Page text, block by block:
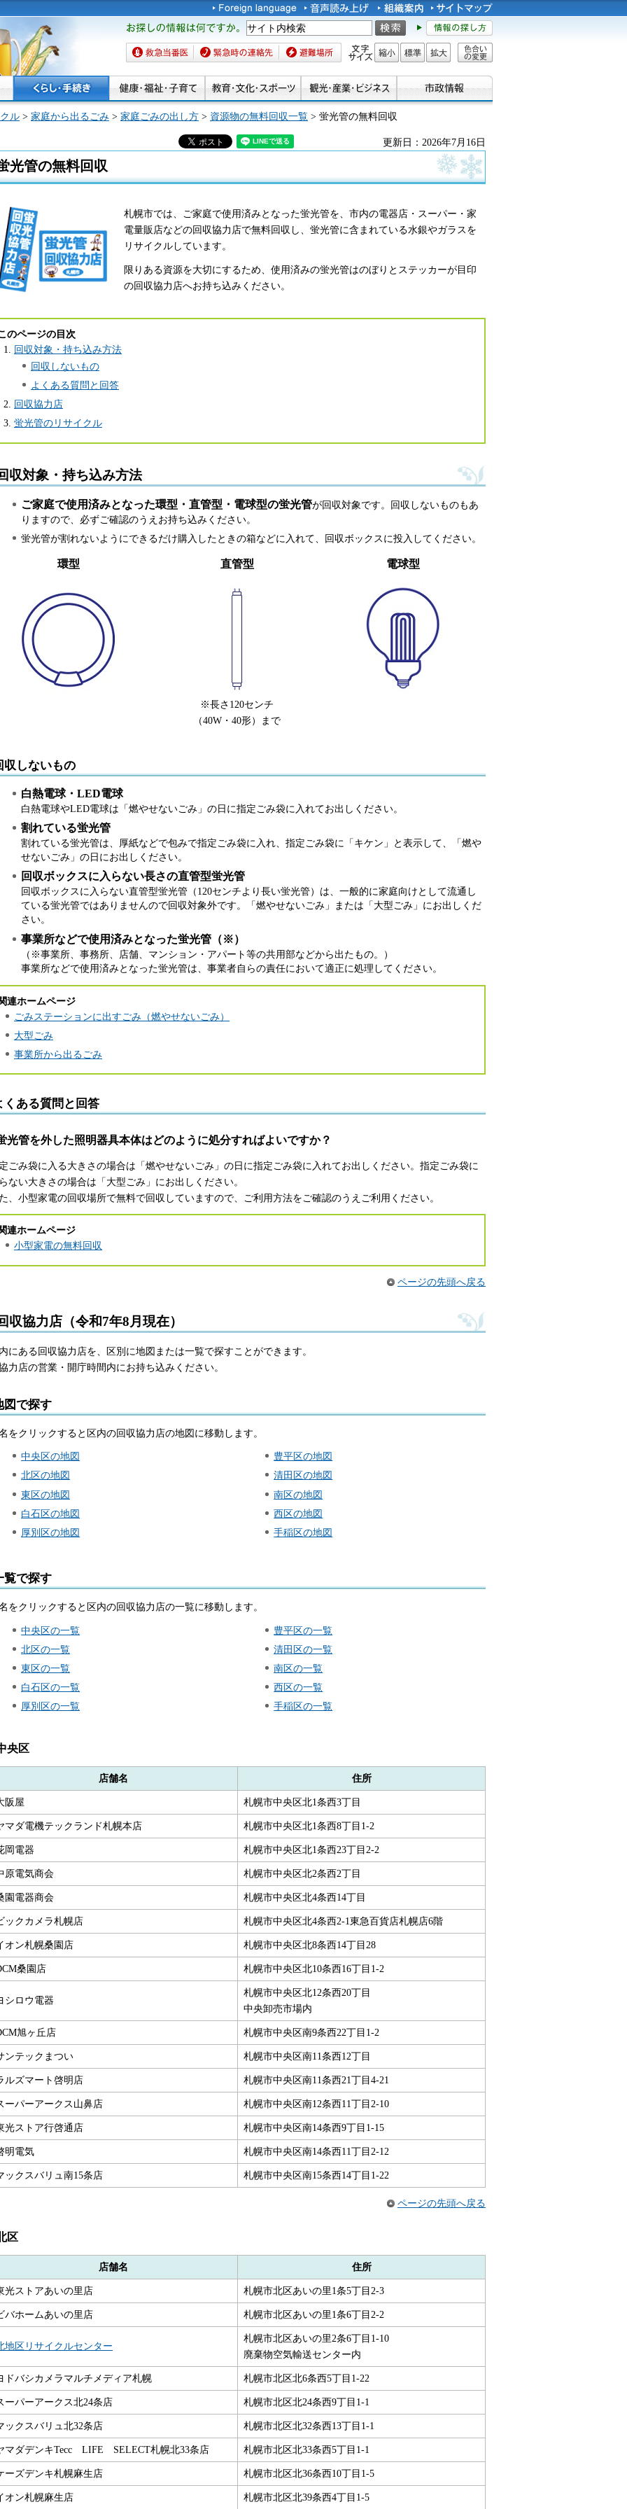
お探しの情報は何です
か。
救急当番医 緊急時の連絡先 避難場所 文字サイズ
縮小 標準 拡大
色合い
ル > 家庭から出るごみ > 家庭ごみの出し方 > 資源物の無料回収一覧 > 蛍光管の無料回収
更新日：2026年7月16日
光管の無料回収
札幌市では、ご家庭で使用済みとなった蛍光管を、市内の電器店・スーパー・家
電量販店などの回収協力店で無料回収し、蛍光管に含まれている水銀やガラスを
リサイクルしています。
限りある資源を大切にするため、使用済みの蛍光管はのぼりとステッカーが目印
の回収協力店へお持ち込みください。
のページの目次
回収対象・持ち込み方法
回収しないもの
よくある質問と回答
回収協力店
蛍光管のリサイクル
収対象・持ち込み方法
ご家庭で使用済みとなった環型・直管型・電球型の蛍光管が回収対象です。回収しないものもあ
りますので、必ずご確認のうえお持ち込みください。
蛍光管が割れないようにできるだけ購入したときの箱などに入れて、回収ボックスに投入してください。
環型 直管型
※長さ120センチ
（40W・40形）まで
電球型
収しないもの
白熱電球・LED電球
白熱電球やLED電球は「燃やせないごみ」の日に指定ごみ袋に入れてお出しください。
割れている蛍光管
割れている蛍光管は、厚紙などで包みで指定ごみ袋に入れ、指定ごみ袋に「キケン」と表示して、「燃や
せないごみ」の日にお出しください。
回収ボックスに入らない長さの直管型蛍光管
回収ボックスに入らない直管型蛍光管（120センチより長い蛍光管）は、一般的に家庭向けとして流通し
ている蛍光管ではありませんので回収対象外です。「燃やせないごみ」または「大型ごみ」にお出しくだ
さい。
事業所などで使用済みとなった蛍光管（※）
（※事業所、事務所、店舗、マンション・アパート等の共用部などから出たもの。）
事業所などで使用済みとなった蛍光管は、事業者自らの責任において適正に処理してください。
連ホームページ
ごみステーションに出すごみ（燃やせないごみ）
大型ごみ
事業所から出るごみ
くある質問と回答
光管を外した照明器具本体はどのように処分すればよいですか？
ごみ袋に入る大きさの場合は「燃やせないごみ」の日に指定ごみ袋に入れてお出しください。指定ごみ袋に
ない大きさの場合は「大型ごみ」にお出しください。
、小型家電の回収場所で無料で回収していますので、ご利用方法をご確認のうえご利用ください。
連ホームページ
小型家電の無料回収
ページの先頭へ戻る
収協力店 （令和7年8月現在）
にある回収協力店を、区別に地図または一覧で探すことができます。
力店の営業・開庁時間内にお持ち込みください。
図で探す
をクリックすると区内の回収協力店の地図に移動します。
中央区の地図
北区の地図
東区の地図
白石区の地図
厚別区の地図
豊平区の地図
清田区の地図
南区の地図
西区の地図
手稲区の地図
覧で探す
をクリックすると区内の回収協力店の一覧に移動します。
中央区の一覧
北区の一覧
東区の一覧
白石区の一覧
厚別区の一覧
豊平区の一覧
清田区の一覧
南区の一覧
西区の一覧
手稲区の一覧
央区
店舗名 住所
阪屋 札幌市中央区北1条西3丁目
マダ電機テックランド札幌本店 札幌市中央区北1条西8丁目1-2
岡電器 札幌市中央区北1条西23丁目2-2
原電気商会 札幌市中央区北2条西2丁目
園電器商会 札幌市中央区北4条西14丁目
ックカメラ札幌店 札幌市中央区北4条西2-1東急百貨店札幌店6階
オン札幌桑園店 札幌市中央区北8条西14丁目28
桑園店 札幌市中央区北10条西16丁目1-2
シロウ電器
札幌市中央区北12条西20丁目
中央卸売市場内
旭ヶ丘店 札幌市中央区南9条西22丁目1-2
ンテックまつい 札幌市中央区南11条西12丁目
ルズマート啓明店 札幌市中央区南11条西21丁目4-21
ーパーアークス山鼻店 札幌市中央区南12条西11丁目2-10
光ストア行啓通店 札幌市中央区南14条西9丁目1-15
明電気 札幌市中央区南14条西11丁目2-12
ックスバリュ南15条店 札幌市中央区南15条西14丁目1-22
ページの先頭へ戻る
区
店舗名 住所
光ストアあいの里店 札幌市北区あいの里1条5丁目2-3
バホームあいの里店 札幌市北区あいの里1条6丁目2-2
地区リサイクルセンター
札幌市北区あいの里2条6丁目1-10
廃棄物空気輸送センター内
ドバシカメラマルチメディア札幌 札幌市北区北6条西5丁目1-22
ーパーアークス北24条店 札幌市北区北24条西9丁目1-1
ックスバリュ北32条店 札幌市北区北32条西13丁目1-1
マダデンキTecc LIFE SELECT札幌北33条店 札幌市北区北33条西5丁目1-1
ーズデンキ札幌麻生店 札幌市北区北36条西10丁目1-5
オン札幌麻生店 札幌市北区北39条西4丁目1-5